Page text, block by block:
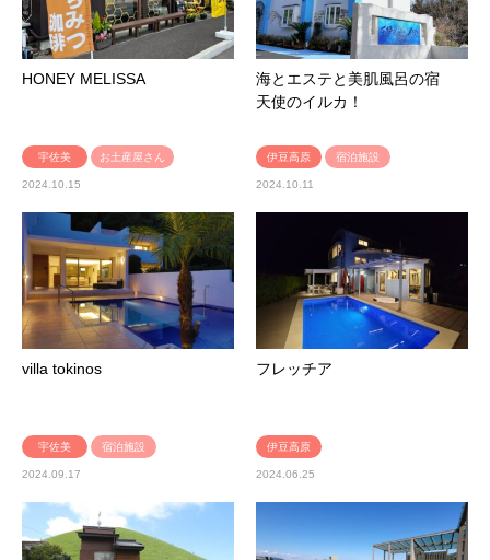
HONEY MELISSA
宇佐美 お土産屋さん
2024.10.15
海とエステと美肌風呂の宿
天使のイルカ！
伊豆高原 宿泊施設
2024.10.11
villa tokinos
宇佐美 宿泊施設
2024.09.17
フレッチア
伊豆高原
2024.06.25